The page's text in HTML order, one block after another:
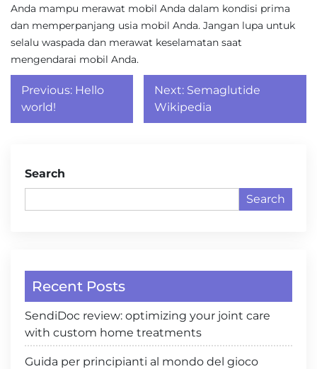
Anda mampu merawat mobil Anda dalam kondisi prima
dan memperpanjang usia mobil Anda. Jangan lupa untuk
selalu waspada dan merawat keselamatan saat
mengendarai mobil Anda.
Post
navigation
Previous: Hello
world!
Next: Semaglutide
Wikipedia
Search
Search
Recent Posts
SendiDoc review: optimizing your joint care
with custom home treatments
Guida per principianti al mondo del gioco